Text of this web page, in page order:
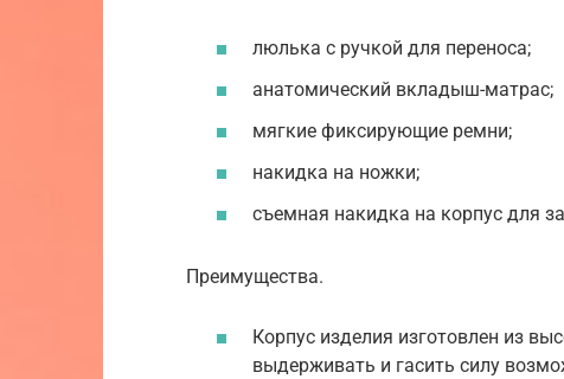
люлька с ручкой для переноса;
анатомический вкладыш-матрас;
мягкие фиксирующие ремни;
накидка на ножки;
съемная накидка на корпус для
Преимущества.
Корпус изделия изготовлен из
выдерживать и гасить силу